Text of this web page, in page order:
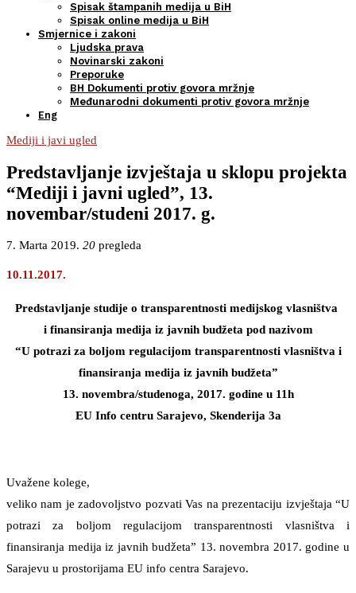
Spisak štampanih medija u BiH
Spisak online medija u BiH
Smjernice i zakoni
Ljudska prava
Novinarski zakoni
Preporuke
BH Dokumenti protiv govora mržnje
Međunarodni dokumenti protiv govora mržnje
Eng
Mediji i javi ugled
Predstavljanje izvještaja u sklopu projekta
“Mediji i javni ugled”, 13.
novembar/studeni 2017. g.
7. Marta 2019. 20 pregleda
10.11.2017.
Predstavljanje studije o transparentnosti medijskog vlasništva
i finansiranja medija iz javnih budžeta pod nazivom
“U potrazi za boljom regulacijom transparentnosti vlasništva i
finansiranja medija iz javnih budžeta”
13. novembra/studenoga, 2017. godine u 11h
EU Info centru Sarajevo, Skenderija 3a
Uvažene kolege,
veliko nam je zadovoljstvo pozvati Vas na prezentaciju izvještaja “U
potrazi za boljom regulacijom transparentnosti vlasništva i
finansiranja medija iz javnih budžeta” 13. novembra 2017. godine u
Sarajevu u prostorijama EU info centra Sarajevo.